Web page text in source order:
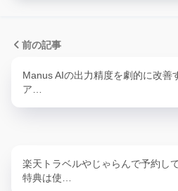
前の記事
Manus AIの出力精度を劇的に改善
ア…
楽天トラベルやじゃらんで予約し
特典は使…